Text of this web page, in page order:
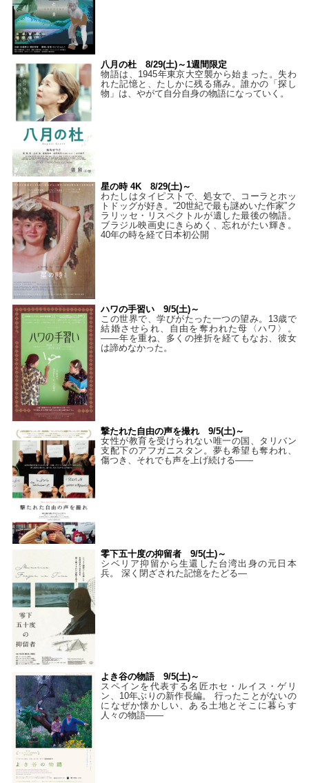
八月の杜 8/29(土)～1週間限定
物語は、1945年東京大空襲から始まった。失わ
れた記憶と、たしかに残る痛み。誰かの「探し
物」は、やがて自分自身の物語になっていく。
星の時 4K 8/29(土)～
わたしはタイピストで、処⼥で、コーラとホッ
トドッグが好き。“20世紀で最も謎めいた作家”ク
ラリッセ・リスペクトルが遺した最後の物語。
ブラジル映画史にきらめく、忘れがたい輝き。
40年の時を経て⽇本初公開
ハワの手習い 9/5(土)～
この世界で、学びがたった一つの望み。13歳で
結婚させられ、自由を奪われた母〈ハワ〉。
——年を重ね、多くの挫折を経てもなお、彼女
は諦めなかった。
撃たれた自由の声を撮れ 9/5(土)～
女性が教育を受けられない唯一の国、タリバン
支配下のアフガニスタン。夢も希望も奪われ、
傷つき、それでも声を上げ続ける——
零下五十度の抑留者 9/5(土)～
シベリア抑留から生還した台湾出身の元日本
兵。 深く閉ざされた記憶をたどる—
よき谷の物語 9/5(土)～
スペインを代表する名匠ホセ・ルイス・ゲリ
ン、10年ぶりの新作長編。 行ったことがないの
になぜか懐かしい、ある土地とそこに暮らす
人々の物語――